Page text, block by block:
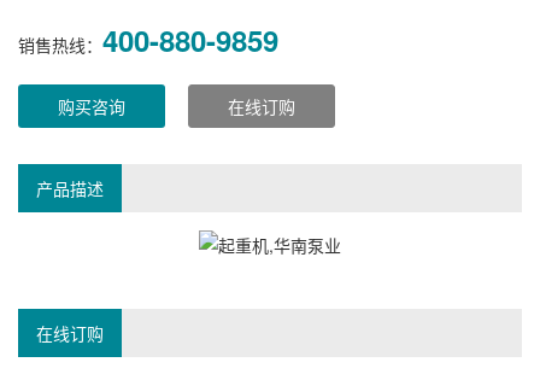
销售热线： 400-880-9859
购买咨询 在线订购
产品描述
在线订购